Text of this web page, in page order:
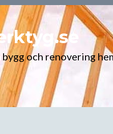
och renovering